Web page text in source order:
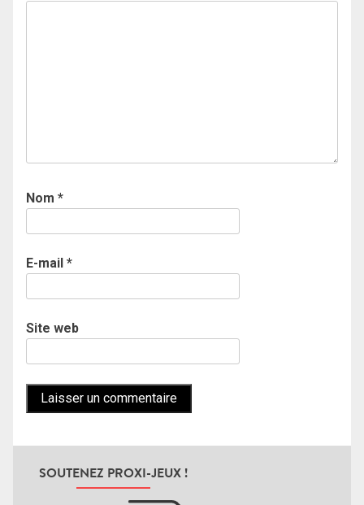
Nom *
E-mail *
Site web
SOUTENEZ PROXI-JEUX !